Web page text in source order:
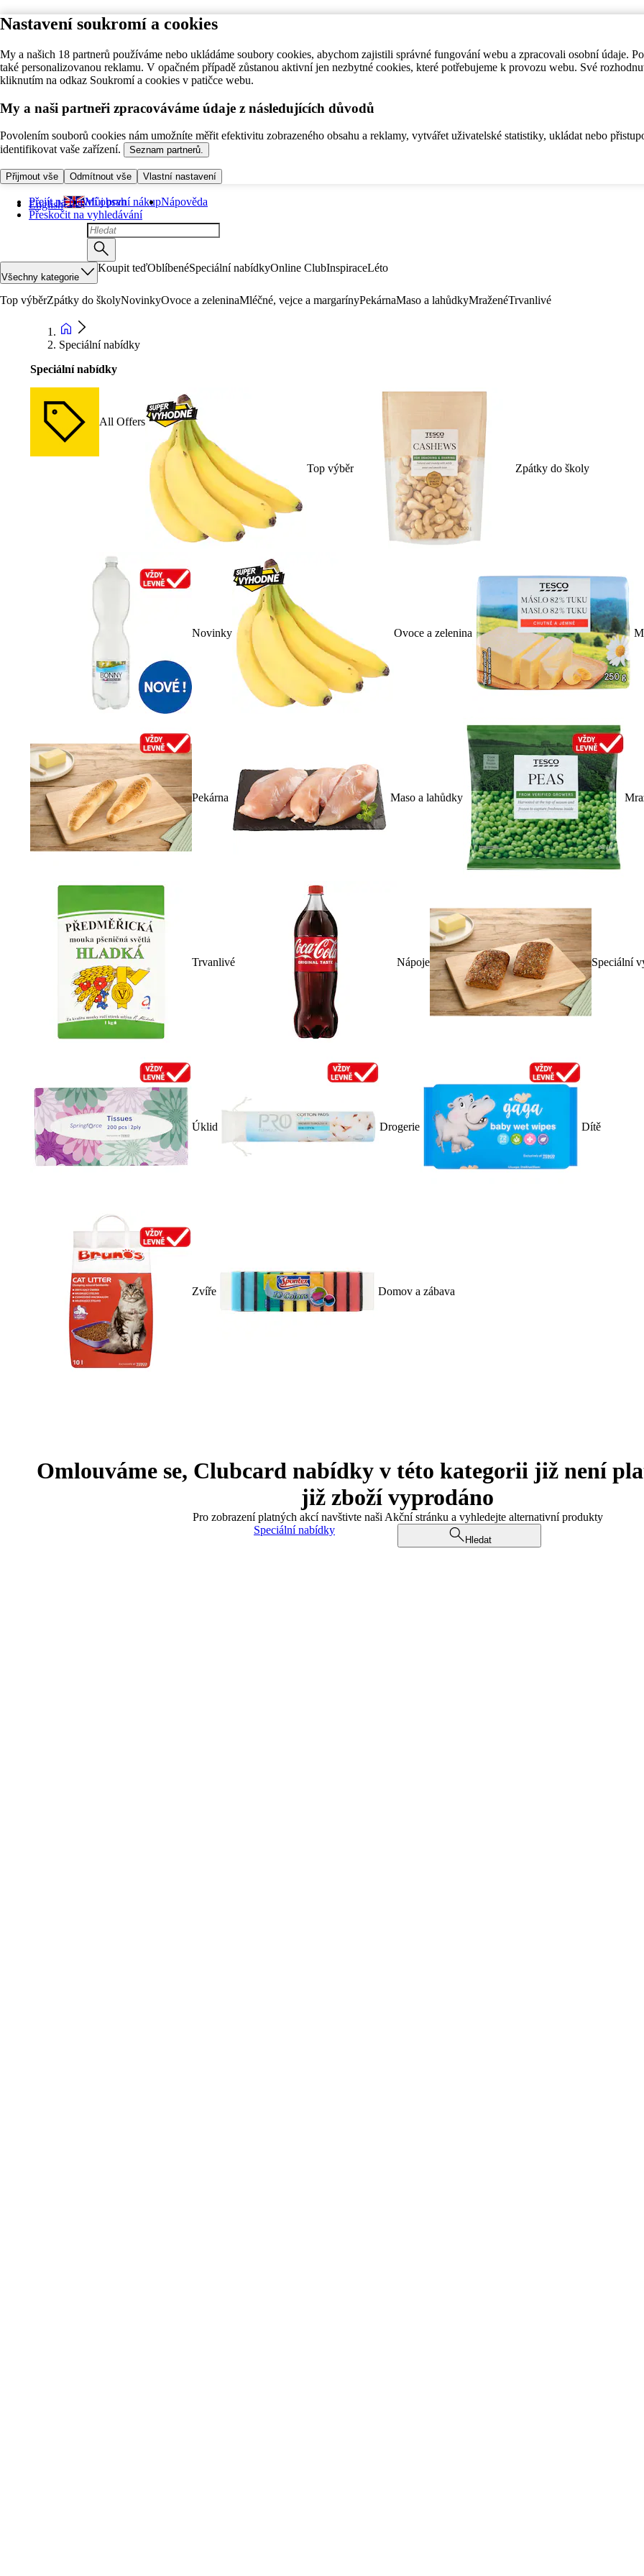
Nastavení soukromí a cookies
My a našich 18 partnerů používáme nebo ukládáme soubory cookies, abychom zajistili správné fungování webu a zpracovali osobní údaje.
také personalizovanou reklamu. V opačném případě zůstanou aktivní jen nezbytné cookies, které potřebujeme k provozu webu. Své
kliknutím na odkaz Soukromí a cookies v patičce webu.
My a naši partneři zpracováváme údaje z následujících důvodů
Povolením souborů cookies nám umožníte měřit efektivitu zobrazeného obsahu a reklamy, vytvářet uživatelské statistiky, ukládat nebo
identifikovat vaše zařízení.
Seznam partnerů.
Přijmout vše Odmítnout vše Vlastní nastavení
Přejít na hlavní obsah
Přeskočit na vyhledávání
English Můj první nákupNápověda
Všechny kategorie
Koupit teďOblíbenéSpeciální nabídkyOnline ClubInspiraceLéto
Top výběrZpátky do školyNovinkyOvoce a zeleninaMléčné, vejce a margarínyPekárnaMaso a lahůdkyMraženéTrvanlivé
Speciální nabídky
Speciální nabídky
All Offers
Top výběr Zpátky do školy
Novinky Ovoce a zelenina
Pekárna Maso a lahůdky
Trvanlivé Nápoje Speciální
Úklid Drogerie Dítě
Zvíře Domov a zábava
Omlouváme se, Clubcard nabídky v této kategorii již není
již zboží vyprodáno
Pro zobrazení platných akcí navštivte naši Akční stránku a vyhledejte alternativní produkty
Speciální nabídky
Hledat